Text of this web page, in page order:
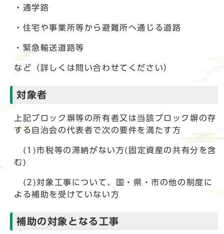
・通学路
・住宅や事業所等から避難所へ通じる道路
・緊急輸送道路等
など（詳しくは問い合わせてください）
対象者
上記ブロック塀等の所有者又は当該ブロック塀の存
する自治会の代表者で次の要件を満たす方
(1)市税等の滞納がない方(固定資産の共有分を含
む)
(2)対象工事について、国・県・市の他の制度に
よる補助を受けていない方
補助の対象となる工事